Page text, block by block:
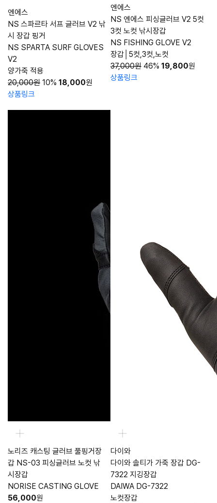
엔에스
NS 스파르타 서프 글러브 V2 낚
시 장갑 핑거
NS SPARTA SURF GLOVES
V2
양가죽 적용
20,000원 10% 18,000원
상품링크
엔에스
NS 엔에스 피싱글러브 V2 5컷
3컷 노컷 낚시장갑
NS FISHING GLOVE V2
장갑│5컷,3컷,노컷
37,000원 46% 19,800원
상품링크
노리즈 캐스팅 글러브 풀핑거장
갑 NS-03 피싱글러브 노컷 낚
시장갑
NORISE CASTING GLOVE
56,000원
다이와
다이와 솔티가 가죽 장갑 DG-
7322 지깅장갑
DAIWA DG-7322
노컷장갑